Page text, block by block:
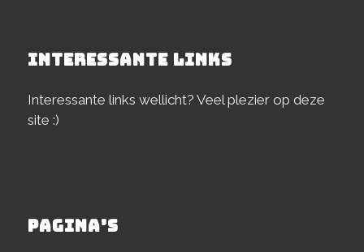
INTERESSANTE LINKS
Interessante links wellicht? Veel plezier op deze
site :)
PAGINA’S